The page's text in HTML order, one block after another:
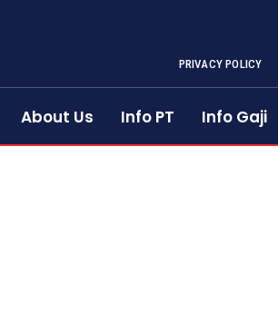
PRIVACY POLICY
About Us Info PT Info Gaji